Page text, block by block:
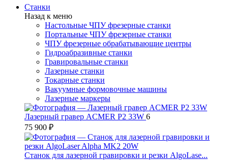
Станки
Назад к меню
Настольные ЧПУ фрезерные станки
Портальные ЧПУ фрезерные станки
ЧПУ фрезерные обрабатывающие центры
Гидроабразивные станки
Гравировальные станки
Лазерные станки
Токарные станки
Вакуумные формовочные машины
Лазерные маркеры
Лазерный гравер ACMER P2 33W 6
75 900 ₽
Станок для лазерной гравировки и резки AlgoLase...